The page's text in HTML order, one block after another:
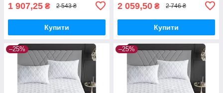
1 907,25 ₴ 2 543 ₴
Купити
2 059,50 ₴ 2 746 ₴
Купити
–25% –25%